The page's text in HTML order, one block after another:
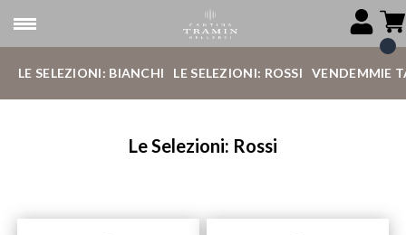
LE SELEZIONI: BIANCHI LE SELEZIONI: ROSSI VENDEMMIE
Le Selezioni: Rossi